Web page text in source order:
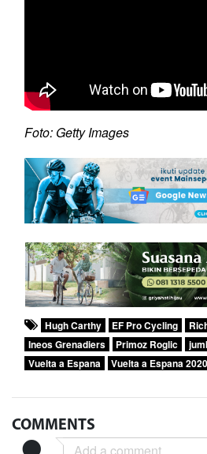
Foto: Getty Images
Hugh Carthy EF Pro Cycling
Ineos Grenadiers
Primoz Roglic
Vuelta a Espana
Vuelta a Espana 2020
COMMENTS